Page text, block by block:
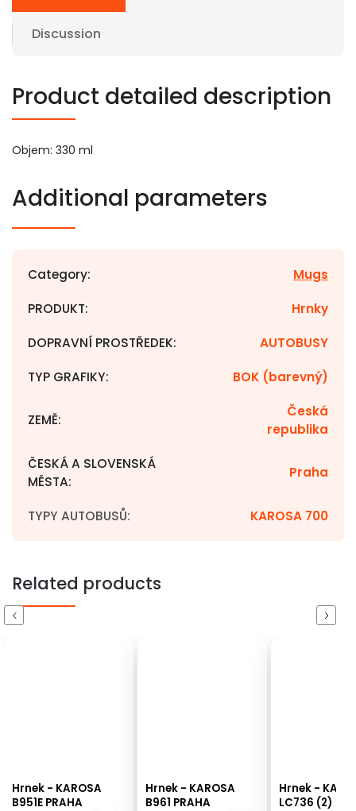
Discussion
Product detailed description
Objem: 330 ml
Additional parameters
Category: Mugs
PRODUKT: Hrnky
DOPRAVNÍ PROSTŘEDEK: AUTOBUSY
TYP GRAFIKY: BOK (barevný)
ZEMĚ:
Česká
republika
ČESKÁ A SLOVENSKÁ
MĚSTA:
Praha
TYPY AUTOBUSŮ: KAROSA 700
Related products
Previous
Hrnek - KAROSA
B961 PRAHA
Hrnek - KAROSA
Next